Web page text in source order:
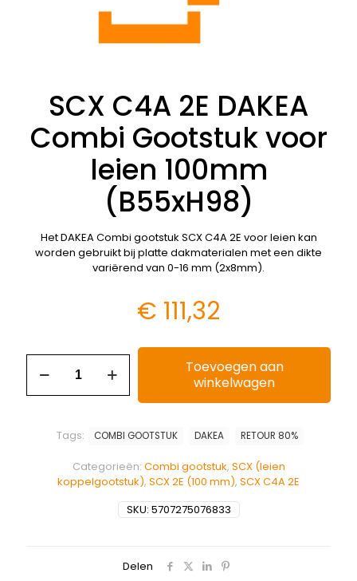
SCX C4A 2E DAKEA
Combi Gootstuk voor
leien 100mm
(B55xH98)
Het DAKEA Combi gootstuk SCX C4A 2E voor leien kan
worden gebruikt bij platte dakmaterialen met een dikte
variërend van 0-16 mm (2x8mm).
€ 111,32
Toevoegen aan
winkelwagen
SKU: 5707275076833
Categorieën: Combi gootstuk, SCX (leien
koppelgootstuk), SCX 2E (100 mm), SCX C4A 2E
Tags: COMBI GOOTSTUK DAKEA RETOUR 80%
Delen